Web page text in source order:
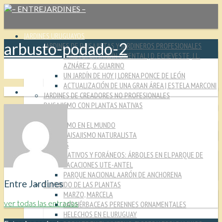
JARDINES URUGUAYOS
JARDINES DE PAISAJISTAS Y JARDINEROS PROFESIONALES
YARUTO: UN JARDÍN ORIENTAL | D. ECHEVESTE, J.L.
AZNÁREZ, G. GUARINO
UN JARDÍN DE HOY | LORENA PONCE DE LEÓN
ACTUALIZACIÓN DE UNA GRAN ÁREA | ESTELA MARCONI
JARDINES DE CREADORES NO PROFESIONALES
PAISAJISMO CON PLANTAS NATIVAS
PAISAJISMO EN EL MUNDO
PAISAJISMO NATURALISTA
MIRADAS
NATIVOS Y FORÁNEOS: ÁRBOLES EN EL PARQUE DE
VACACIONES UTE-ANTEL
PARQUE NACIONAL AARÓN DE ANCHORENA
EL MUNDO DE LAS PLANTAS
MARZO, MARCELA
LAS HÉRBACEAS PERENNES ORNAMENTALES
HELECHOS EN EL URUGUAY
arbusto-podado-2
Entre Jardines
ver todas las entradas